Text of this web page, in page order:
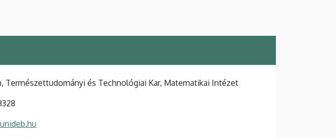
Természettudományi és Technológiai Kar, Matematikai Intézet